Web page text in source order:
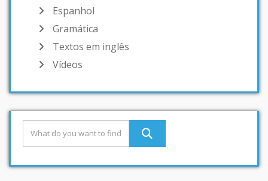
Espanhol
Gramática
Textos em inglês
Vídeos